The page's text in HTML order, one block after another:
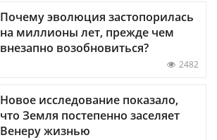
Почему эволюция застопорилась
на миллионы лет, прежде чем
внезапно возобновиться?
2482
Новое исследование показало,
что Земля постепенно заселяет
Венеру жизнью